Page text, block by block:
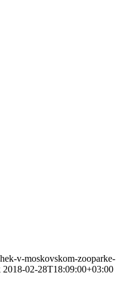
v-moskovskom-zooparke-
2018-02-28T18:09:00+03:00